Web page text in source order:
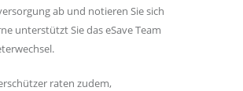
ab und notieren Sie sich
unterstützt Sie das eSave Team
raten zudem,